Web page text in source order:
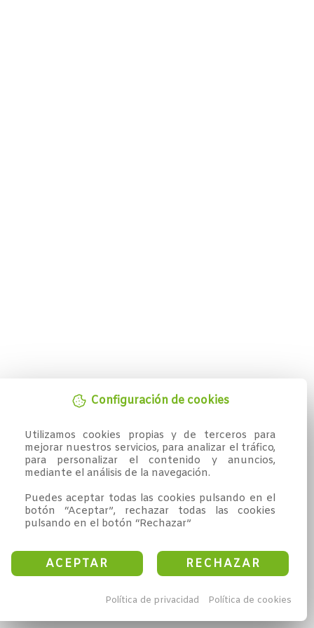
Configuración de cookies
Utilizamos cookies propias y de terceros para
mejorar nuestros servicios, para analizar el tráfico,
para personalizar el contenido y anuncios,
mediante el análisis de la navegación.
Puedes aceptar todas las cookies pulsando en el
botón “Aceptar”, rechazar todas las cookies
pulsando en el botón “Rechazar”
ACEPTAR RECHAZAR
Política de privacidad Política de cookies